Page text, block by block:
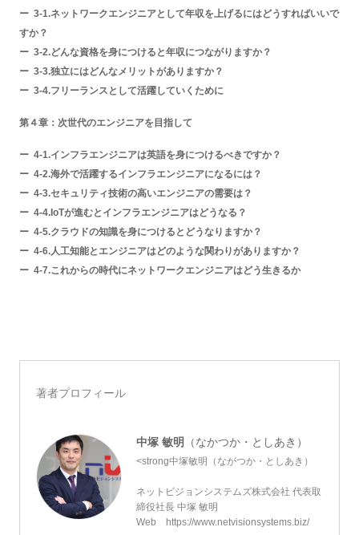
3-1.ネットワークエンジニアとして年収を上げるにはどうすればいいで
すか？
3-2.どんな資格を身につけると年収につながりますか？
3-3.独立にはどんなメリットがありますか？
3-4.フリーランスとして活躍していくために
第４章：次世代のエンジニアを目指して
4-1.インフラエンジニアは英語を身につけるべきですか？
4-2.海外で活躍するインフラエンジニアになるには？
4-3.セキュリティ技術の高いエンジニアの需要は？
4-4.IoTが進むとインフラエンジニアはどうなる？
4-5.クラウドの知識を身につけるとどうなりますか？
4-6.人工知能とエンジニアはどのような関わりがありますか？
4-7.これからの時代にネットワークエンジニアはどう生きるか
著者プロフィール
中塚 敏明 （なかつか・としあき）
<strong中塚敏明（ながつか・としあき）
ネットビジョンシステムズ株式会社 代表取
締役社長 中塚 敏明
Web https://www.netvisionsystems.biz/